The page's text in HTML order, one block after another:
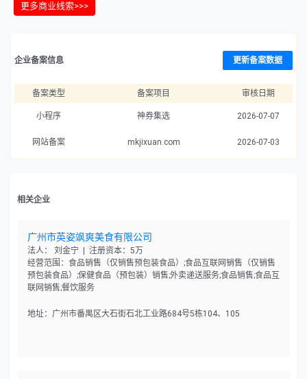
更多商业线索>>>
企业备案信息 更新备案数据
备案类型 备案项目 审核日期
小程序 神券集选 2026-07-07
网站备案 mkjixuan.com 2026-07-03
相关企业
广州市英姿飒爽美食有限公司
法人： 刘金宁 | 注册资本：5万
经营范围：食品销售（仅销售预包装食品）;食品互联网销售（仅销售
预包装食品）;保健食品（预包装）销售;外卖递送服务;食品销售;食品互
联网销售;餐饮服务
地址：广州市番禺区大石街石北工业路684号5栋104、105